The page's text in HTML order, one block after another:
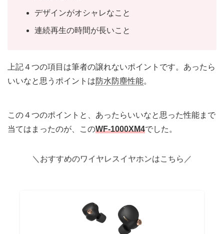
デザインがオシャレなこと
連続再生の時間が長いこと
上記４つの項目は筆者の譲れないポイントです。あったら
いいなと思うポイントは防水防塵性能。
この４つのポイントと、あったらいいなと思った性能まで
当てはまったのが、このWF-1000XM4でした。
＼おすすめのワイヤレスイヤホンはこちら／